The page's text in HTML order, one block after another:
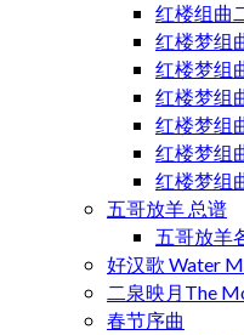
红楼组曲
红楼梦组
红楼梦组
红楼梦组
红楼梦组
红楼梦组
红楼梦组
五哥放羊 总谱
五哥放羊
好汉歌 Water
二泉映月The
春节序曲